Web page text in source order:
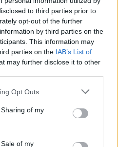
to third parties prior to
opt-out of the further
by third parties on the
This information may
parties on the IAB’s List of
may further disclose it to other
Opt Outs
of my
of my
στο Google Newsκαι
νέα.
και στοInstagram